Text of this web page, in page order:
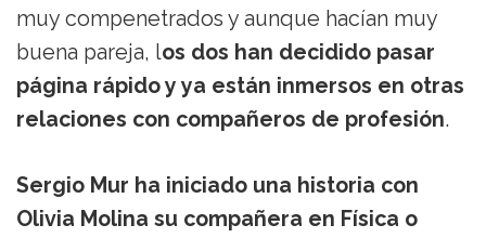
muy compenetrados y aunque hacían muy
buena pareja, los dos han decidido pasar
página rápido y ya están inmersos en otras
relaciones con compañeros de profesión.
Sergio Mur ha iniciado una historia con
Olivia Molina su compañera en Física o